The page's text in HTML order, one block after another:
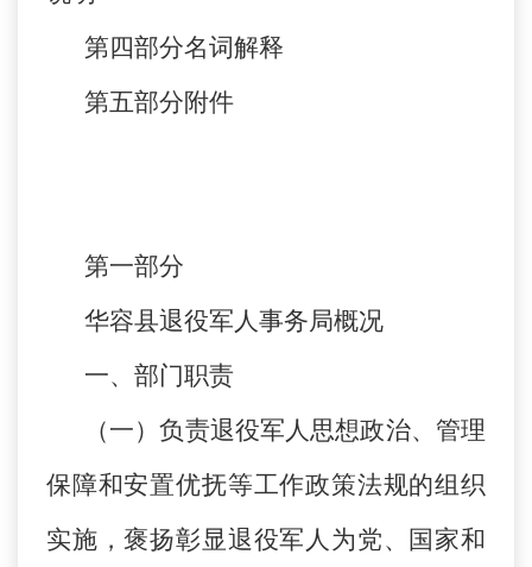
第四部分名词解释
第五部分附件
第一部分
华容县退役军人事务局概况
一、部门职责
（一）负责退役军人思想政治、管理
保障和安置优抚等工作政策法规的组织
实施，褒扬彰显退役军人为党、国家和